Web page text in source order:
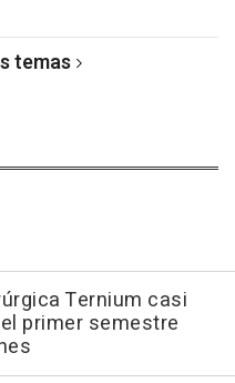
temas
Ternium casi
primer semestre